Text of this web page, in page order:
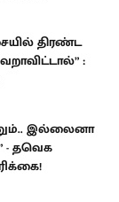
திரண்ட
:
இல்லைனா
- தவெக